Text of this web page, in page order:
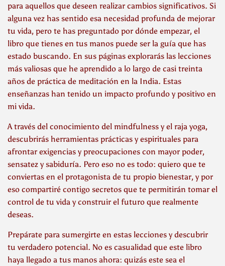
para aquellos que deseen realizar cambios significativos. Si
alguna vez has sentido esa necesidad profunda de mejorar
tu vida, pero te has preguntado por dónde empezar, el
libro que tienes en tus manos puede ser la guía que has
estado buscando. En sus páginas explorarás las lecciones
más valiosas que he aprendido a lo largo de casi treinta
años de práctica de meditación en la India. Estas
enseñanzas han tenido un impacto profundo y positivo en
mi vida.
A través del conocimiento del mindfulness y el raja yoga,
descubrirás herramientas prácticas y espirituales para
afrontar exigencias y preocupaciones con mayor poder,
sensatez y sabiduría. Pero eso no es todo: quiero que te
conviertas en el protagonista de tu propio bienestar, y por
eso compartiré contigo secretos que te permitirán tomar el
control de tu vida y construir el futuro que realmente
deseas.
Prepárate para sumergirte en estas lecciones y descubrir
tu verdadero potencial. No es casualidad que este libro
haya llegado a tus manos ahora: quizás este sea el